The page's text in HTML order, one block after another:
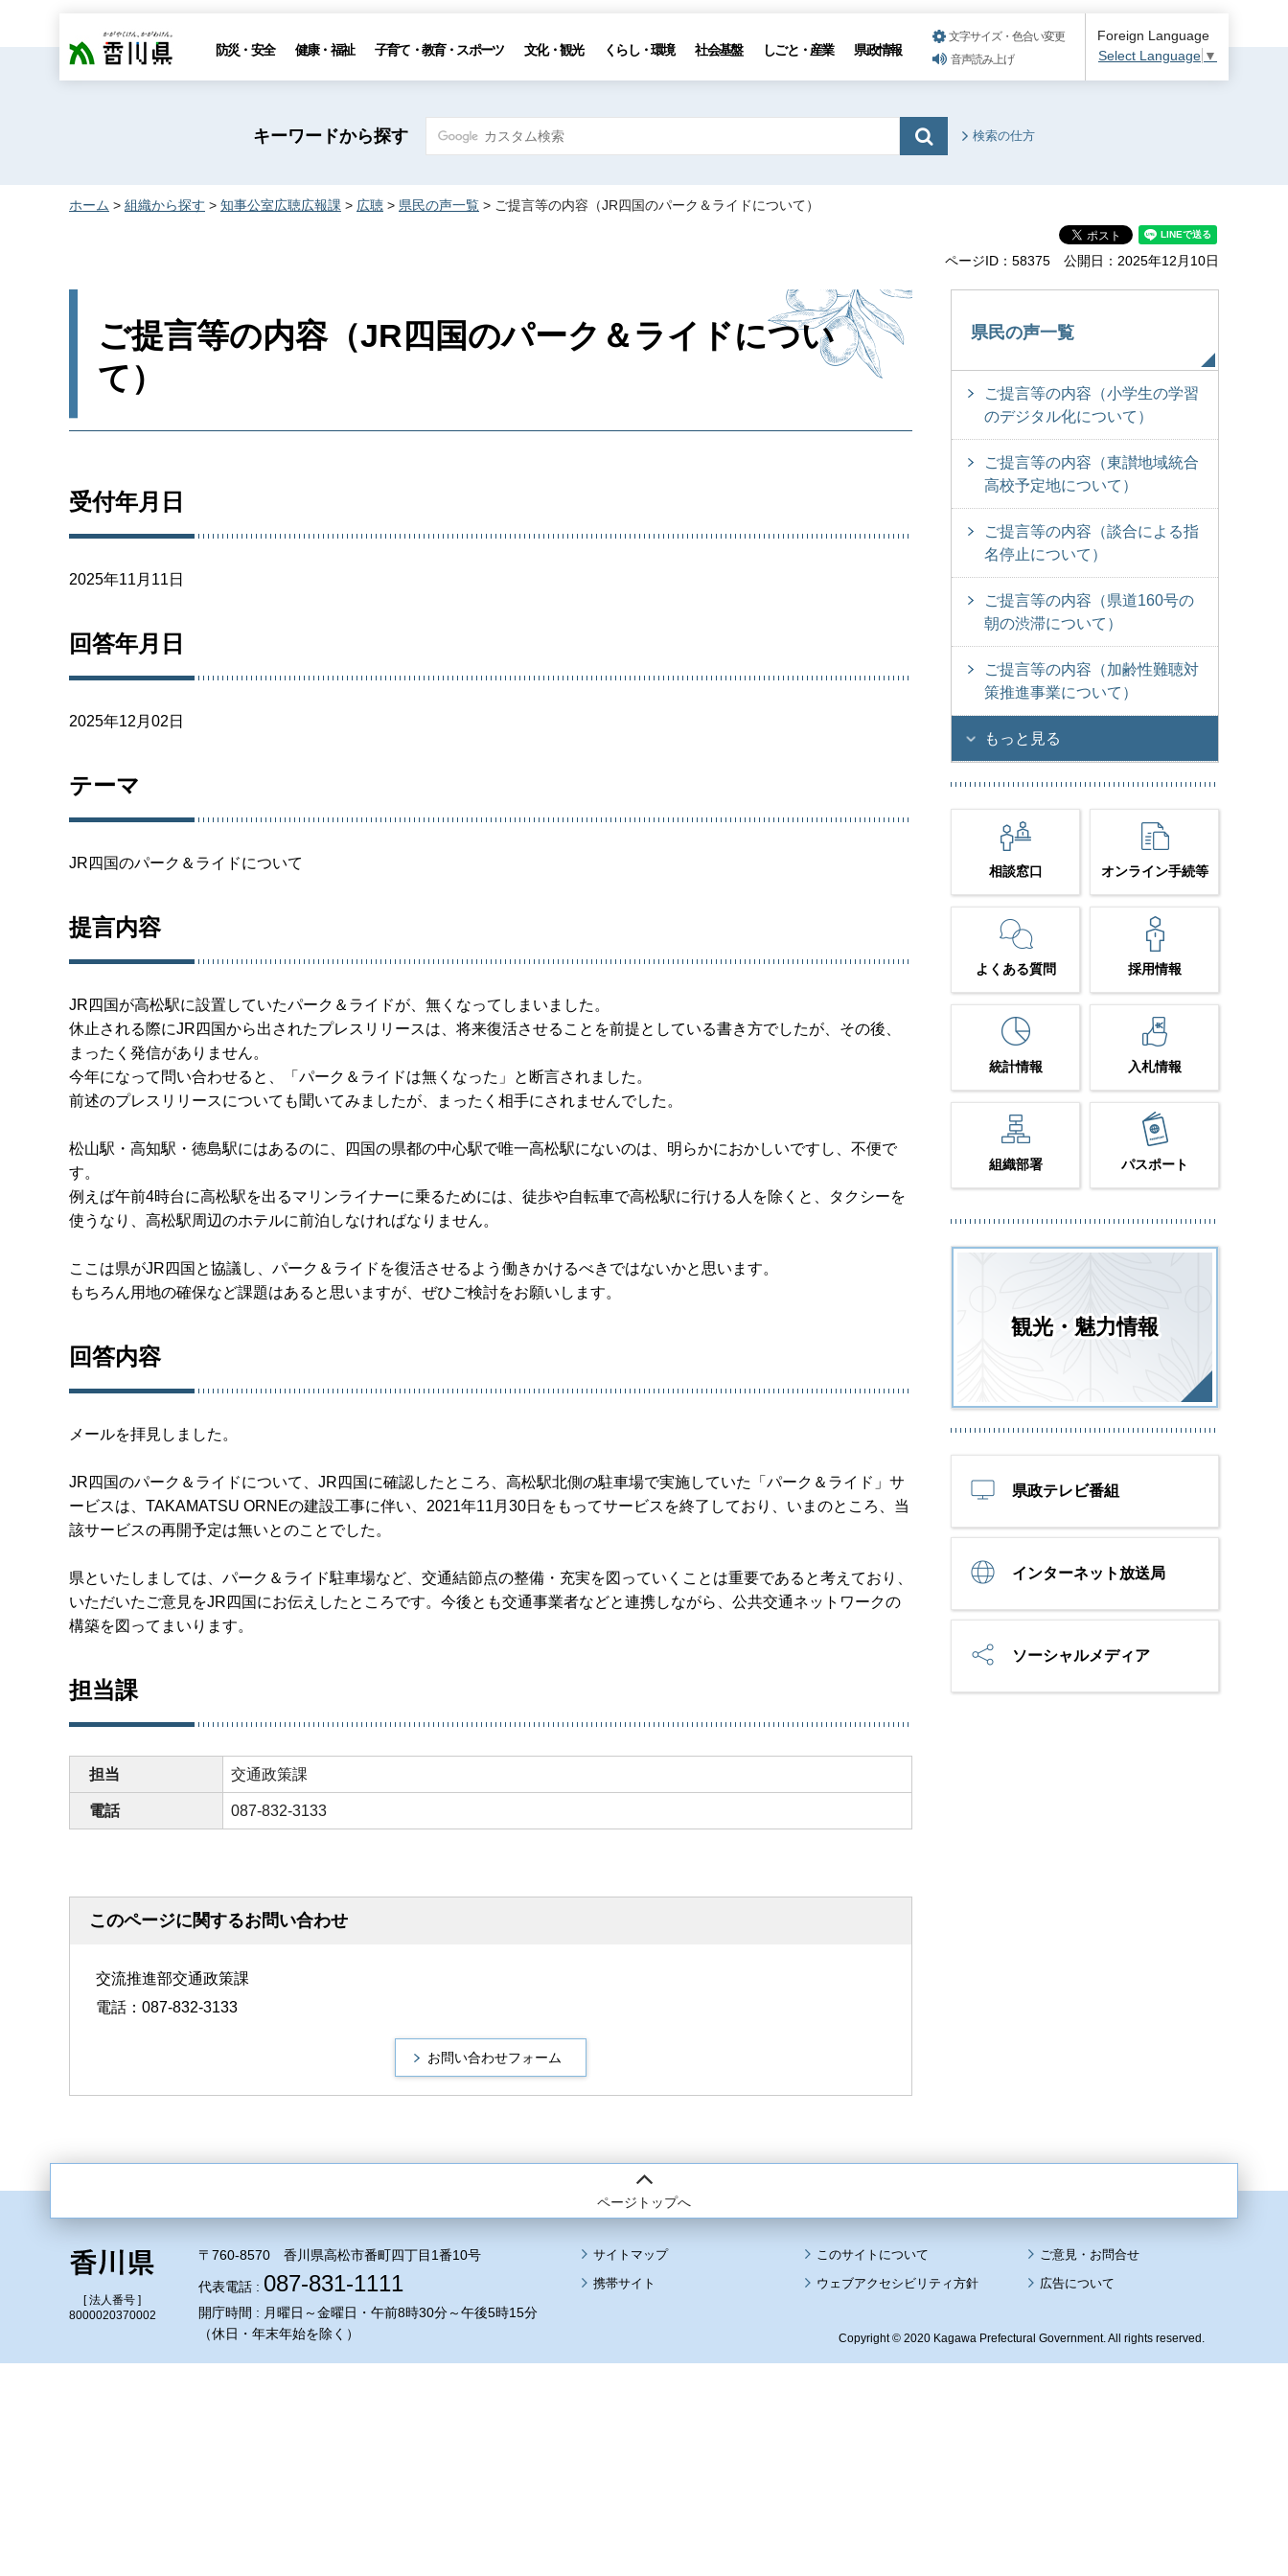
香川県 防災・安全 健康・福祉 子育て・教育・スポーツ 文化・観光 くらし・環境 社会基盤 しごと・産業 県政情報
文字サイズ・色合い変更
音声読み上げ
Foreign Language
Select Language ▼
キーワードから探す 検索の仕方
ホーム > 組織から探す > 知事公室広聴広報課 > 広聴 > 県民の声一覧 > ご提言等の内容（JR四国のパーク＆ライドについて）
ページID：58375 公開日：2025年12月10日
ご提言等の内容（JR四国のパーク＆ライドについ
て）
受付年月日
2025年11月11日
回答年月日
2025年12月02日
テーマ
JR四国のパーク＆ライドについて
提言内容
JR四国が高松駅に設置していたパーク＆ライドが、無くなってしまいました。
休止される際にJR四国から出されたプレスリリースは、将来復活させることを前提としている書き方でしたが、その後、
まったく発信がありません。
今年になって問い合わせると、「パーク＆ライドは無くなった」と断言されました。
前述のプレスリリースについても聞いてみましたが、まったく相手にされませんでした。
松山駅・高知駅・徳島駅にはあるのに、四国の県都の中心駅で唯一高松駅にないのは、明らかにおかしいですし、不便で
す。
例えば午前4時台に高松駅を出るマリンライナーに乗るためには、徒歩や自転車で高松駅に行ける人を除くと、タクシーを
使うなり、高松駅周辺のホテルに前泊しなければなりません。
ここは県がJR四国と協議し、パーク＆ライドを復活させるよう働きかけるべきではないかと思います。
もちろん用地の確保など課題はあると思いますが、ぜひご検討をお願いします。
回答内容
メールを拝見しました。
JR四国のパーク＆ライドについて、JR四国に確認したところ、高松駅北側の駐車場で実施していた「パーク＆ライド」サ
ービスは、TAKAMATSU ORNEの建設工事に伴い、2021年11月30日をもってサービスを終了しており、いまのところ、当
該サービスの再開予定は無いとのことでした。
県といたしましては、パーク＆ライド駐車場など、交通結節点の整備・充実を図っていくことは重要であると考えており、
いただいたご意見をJR四国にお伝えしたところです。今後とも交通事業者などと連携しながら、公共交通ネットワークの
構築を図ってまいります。
担当課
担当 交通政策課
電話 087-832-3133
このページに関するお問い合わせ
交流推進部交通政策課
電話：087-832-3133
県民の声一覧
ご提言等の内容（小学生の学習
のデジタル化について）
ご提言等の内容（東讃地域統合
高校予定地について）
ご提言等の内容（談合による指
名停止について）
ご提言等の内容（県道160号の
朝の渋滞について）
ご提言等の内容（加齢性難聴対
策推進事業について）
もっと見る
相談窓口 オンライン手続等
よくある質問 採用情報
統計情報 入札情報
組織部署 パスポート
観光・魅力情報
県政テレビ番組
インターネット放送局
ソーシャルメディア
ページトップへ
[ 法人番号 ]
8000020370002
〒760-8570 香川県高松市番町四丁目1番10号
代表電話 : 087-831-1111
開庁時間 : 月曜日～金曜日・午前8時30分～午後5時15分
（休日・年末年始を除く）
サイトマップ
このサイトについて
携帯サイト
ウェブアクセシビリティ方針 広告について
Copyright © 2020 Kagawa Prefectural Government. All rights reserved.